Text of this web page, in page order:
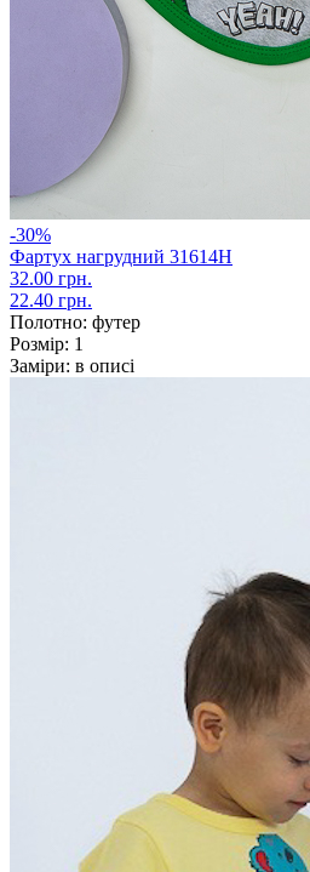
-30%
Фартух нагрудний 31614Н
32.00 грн.
22.40 грн.
Полотно: футер
Розмір: 1
Заміри: в описі